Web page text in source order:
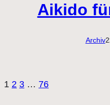
Aikido
Archiv
1 2 3 … 76